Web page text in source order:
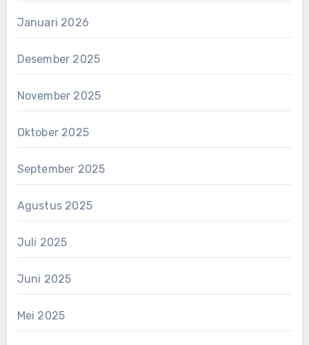
Januari 2026
Desember 2025
November 2025
Oktober 2025
September 2025
Agustus 2025
Juli 2025
Juni 2025
Mei 2025